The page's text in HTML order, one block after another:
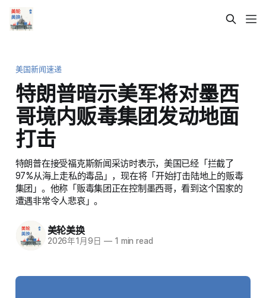
美国新闻速递
特朗普暗示美军将对墨西
哥境内贩毒集团发动地面
打击
特朗普在接受福克斯新闻采访时表示，美国已经「拦截了
97%从海上走私的毒品」，现在将「开始打击陆地上的贩毒
集团」。他称「贩毒集团正在控制墨西哥，看到这个国家的
遭遇非常令人悲哀」。
美轮美换
2026年1月9日 —1 min read